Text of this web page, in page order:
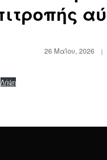
26 Μαΐου, 2026
Λήψη